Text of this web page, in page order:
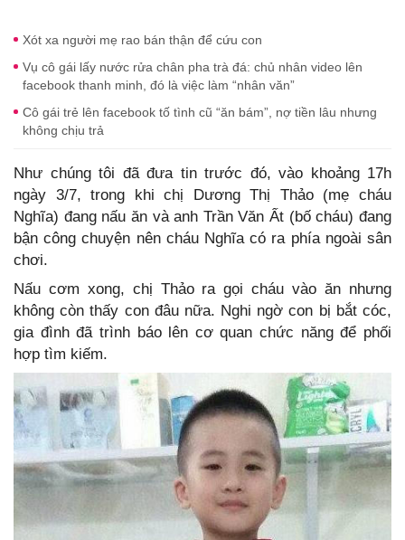
Xót xa người mẹ rao bán thận để cứu con
Vụ cô gái lấy nước rửa chân pha trà đá: chủ nhân video lên
facebook thanh minh, đó là việc làm “nhân văn”
Cô gái trẻ lên facebook tố tình cũ “ăn bám”, nợ tiền lâu nhưng
không chịu trả
Như chúng tôi đã đưa tin trước đó, vào khoảng 17h
ngày 3/7, trong khi chị Dương Thị Thảo (mẹ cháu
Nghĩa) đang nấu ăn và anh Trần Văn Ất (bố cháu) đang
bận công chuyện nên cháu Nghĩa có ra phía ngoài sân
chơi.
Nấu cơm xong, chị Thảo ra gọi cháu vào ăn nhưng
không còn thấy con đâu nữa. Nghi ngờ con bị bắt cóc,
gia đình đã trình báo lên cơ quan chức năng để phối
hợp tìm kiếm.